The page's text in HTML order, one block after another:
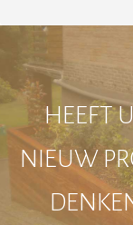
HEEFT
NIEUW